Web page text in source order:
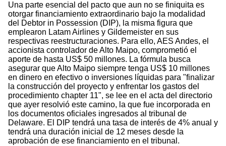
Una parte esencial del pacto que aun no se finiquita es
otorgar financiamiento extraordinario bajo la modalidad
del Debtor in Possession (DIP), la misma figura que
emplearon Latam Airlines y Gildemeister en sus
respectivas reestructuraciones. Para ello, AES Andes, el
accionista controlador de Alto Maipo, comprometió el
aporte de hasta US$ 50 millones. La fórmula busca
asegurar que Alto Maipo siempre tenga US$ 10 millones
en dinero en efectivo o inversiones líquidas para "finalizar
la construcción del proyecto y enfrentar los gastos del
procedimiento chapter 11", se lee en el acta del directorio
que ayer resolvió este camino, la que fue incorporada en
los documentos oficiales ingresados al tribunal de
Delaware. El DIP tendrá una tasa de interés de 4% anual y
tendrá una duración inicial de 12 meses desde la
aprobación de ese financiamiento en el tribunal.